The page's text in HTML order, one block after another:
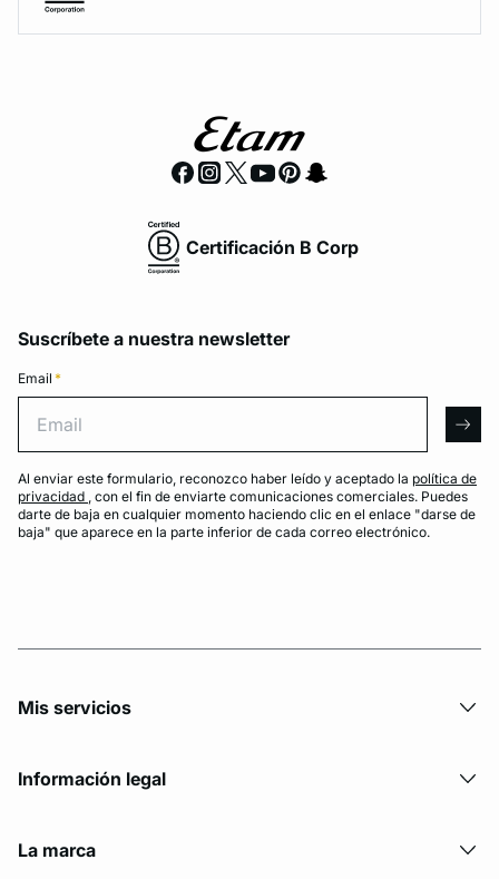
Certificación B Corp
Suscríbete a nuestra newsletter
Email *
Al enviar este formulario, reconozco haber leído y aceptado la política de
privacidad , con el fin de enviarte comunicaciones comerciales. Puedes
darte de baja en cualquier momento haciendo clic en el enlace "darse de
baja" que aparece en la parte inferior de cada correo electrónico.
Mis servicios
Información legal
La marca